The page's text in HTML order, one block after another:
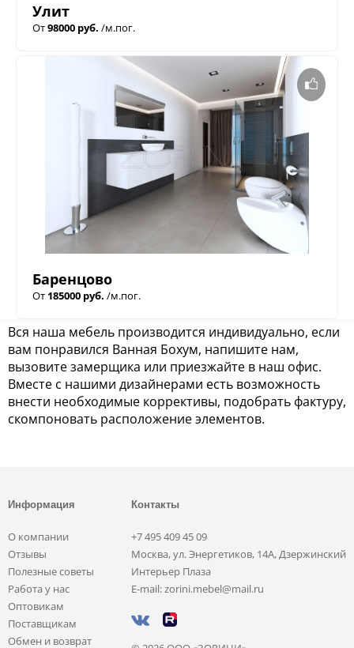
Улит
От98000 руб. /м.пог.
Баренцово
От 185000 руб. /м.пог.
Вся наша мебель производится индивидуально, если
вам понравился Ванная Бохум, напишите нам,
вызовите замерщика или приезжайте в наш офис.
Вместе с нашими дизайнерами есть возможность
внести необходимые коррективы, подобрать фактуру,
скомпоновать расположение элементов.
Информация
О компании
Отзывы
Полезные советы
Работа у нас
Оптовикам
Поставщикам
Обмен и возврат
Контакты
+7 495 409 45 09
Москва, ул. Энергетиков, 14А, Дзержинский
Интерьер Плаза
E-mail: zorini.mebel@mail.ru